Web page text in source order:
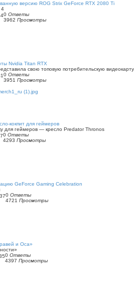
версию ROG Strix GeForce RTX 2080 Ti
4
0 Ответы
3962 Просмотры
Nvidia Titan RTX
свою топовую потребительскую
0 Ответы
3951 Просмотры
кокпит для геймеров
для геймеров — кресло Predator Thronos
0 Ответы
4293 Просмотры
GeForce Gaming Celebration
0 Ответы
4721 Просмотры
и Оса»
0 Ответы
4397 Просмотры